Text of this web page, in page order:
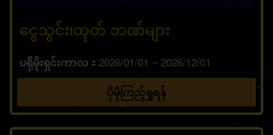
ငွေသွင်း၊ထုတ် ဘဏ်များ
ပရိုမိုးရှင်းကာလ 2026/01/01 ~ 2026/12/01
ပိုမိုကြည့်ရှုရန်